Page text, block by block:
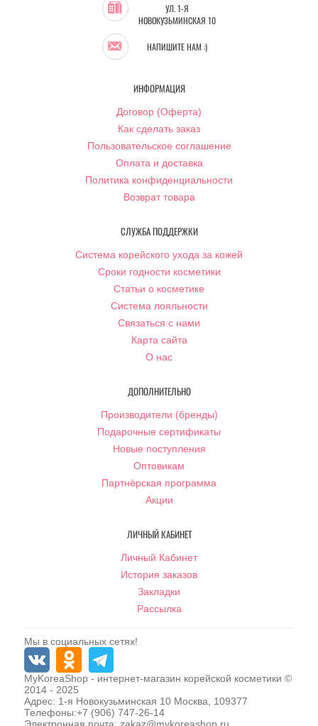
УЛ. 1-Я
НОВОКУЗЬМИНСКАЯ 10
НАПИШИТЕ НАМ :)
ИНФОРМАЦИЯ
Договор (Оферта)
Как сделать заказ
Пользовательское соглашение
Оплата и доставка
Политика конфиденциальности
Возврат товара
СЛУЖБА ПОДДЕРЖКИ
Система корейского ухода за кожей
Сроки годности косметики
Статьи о косметике
Система лояльности
Связаться с нами
Карта сайта
О нас
ДОПОЛНИТЕЛЬНО
Производители (бренды)
Подарочные сертификаты
Новые поступления
Оптовикам
Партнёрская программа
Акции
ЛИЧНЫЙ КАБИНЕТ
Личный Кабинет
История заказов
Закладки
Рассылка
Мы в социальных сетях!
MyKoreaShop - интернет-магазин корейской косметики ©
2014 - 2025
Адрес: 1-я Новокузьминская 10 Москва
109377
Телефоны:+7 (906) 747-26-14